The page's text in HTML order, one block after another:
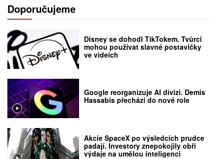
Doporučujeme
Disney se dohodl TikTokem. Tvůrci
mohou používat slavné postavičky
ve videích
Google reorganizuje AI divizi. Demis
Hassabis přechází do nové role
Akcie SpaceX po výsledcích prudce
padají. Investory znepokojily obří
výdaje na umělou inteligenci